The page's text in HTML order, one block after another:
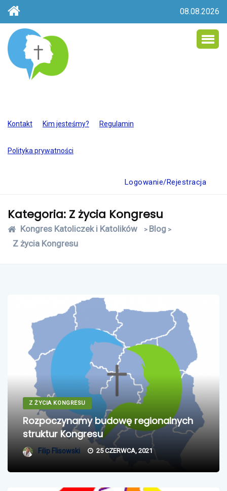
08.08.2026
Kontakt Kim jesteśmy? Regulamin
Polityka prywatności
Logowanie/Rejestracja
Kategoria: Z życia Kongresu
Kongres Katoliczek i Katolików > Blog >
Z życia Kongresu
Z ŻYCIA KONGRESU
Rozpoczynamy budowę regionalnych
struktur Kongresu
Filip Flisowski 25 CZERWCA, 2021